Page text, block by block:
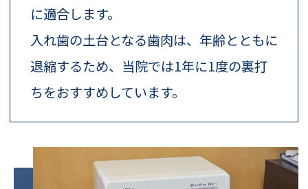
に適合します。
入れ歯の土台となる歯肉は、年齢とともに
退縮するため、当院では1年に1度の裏打
ちをおすすめしています。